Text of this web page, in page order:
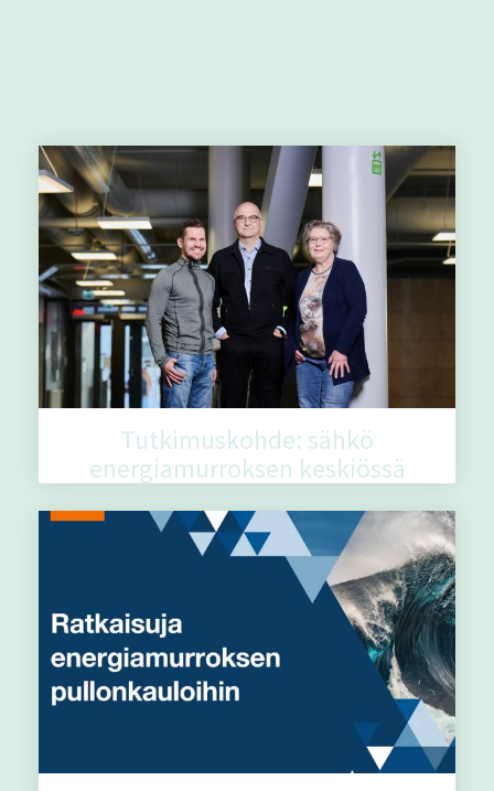
Tutkimuskohde: sähkö
energiamurroksen keskiössä